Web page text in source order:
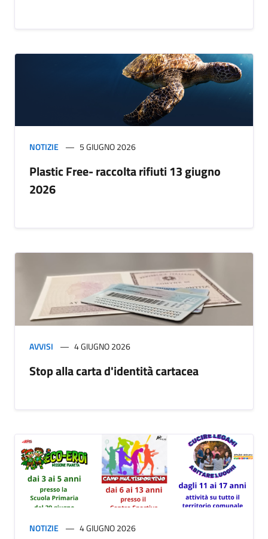
NOTIZIE 5 GIUGNO 2026
Plastic Free- raccolta rifiuti 13 giugno
2026
AVVISI 4 GIUGNO 2026
Stop alla carta d'identità cartacea
NOTIZIE 4 GIUGNO 2026